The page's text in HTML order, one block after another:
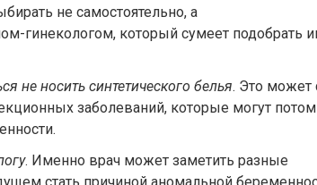
не самостоятельно, а
гинекологом, который сумеет подобрать
не носить синтетического белья. Это может
заболеваний, которые могут потом
. Именно врач может заметить разные